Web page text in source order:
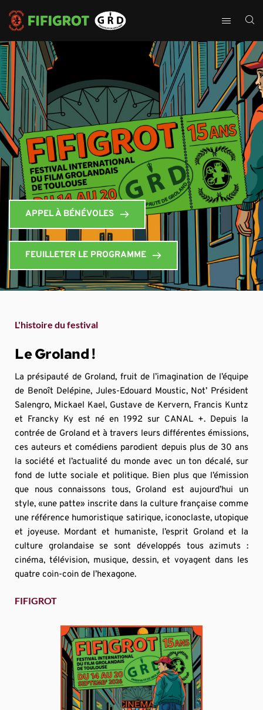
APPEL À BÉNÉVOLES
FEUILLETER LE PROGRAMME
L'histoire du festival
Le Groland !
La présipauté de Groland, fruit de l’imagination de l’équipe
de Benoît Delépine, Jules-Edouard Moustic, Not’ Président
Salengro, Mickael Kael, Gustave de Kervern, Francis Kuntz
et Francky Ky est né en 1992 sur CANAL +. Depuis la
contrée de Groland et à travers leurs différentes émissions,
ces auteurs et comédiens parodient depuis plus de 30 ans
la société et l’actualité du monde avec un ton décalé, sur
fond de lutte sociale et politique. Bien plus que l’émission
que nous connaissons tous, Groland est aujourd’hui un
style, «une patte» inscrite dans la culture française comme
une référence humoristique satirique, iconoclaste, utopique
et joyeuse. Mordant et humaniste, l’esprit Groland et la
culture grolandaise se sont développés tous azimuts :
cinéma, télévision, musique, dessin, et voyagent dans les
quatre coin-coin de l’hexagone.
FIFIGROT